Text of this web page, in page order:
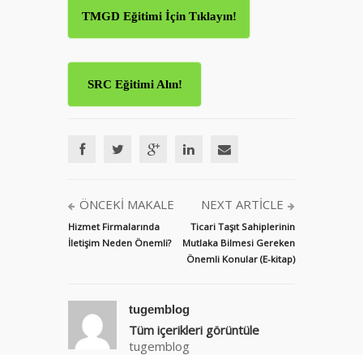
TMGD Eğitimi İçin Tıklayın!
SRC Eğitimi Alın!
ÖNCEKI MAKALE
Hizmet Firmalarında
İletişim Neden Önemli?
NEXT ARTICLE
Ticari Taşıt Sahiplerinin
Mutlaka Bilmesi Gereken
Önemli Konular (E-kitap)
tugemblog
Tüm içerikleri görüntüle
tugemblog